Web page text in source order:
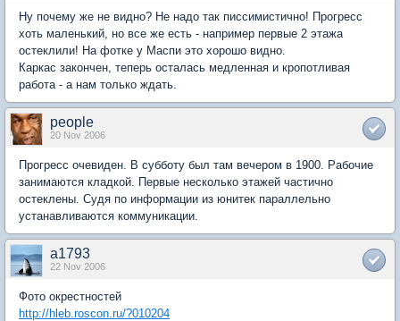
Ну почему же не видно? Не надо так писсимистично! Прогресс
хоть маленький, но все же есть - например первые 2 этажа
остеклили! На фотке у Маспи это хорошо видно.
Каркас закончен, теперь осталась медленная и кропотливая
работа - а нам только ждать.
people
20 Nov 2006
Прогресс очевиден. В субботу был там вечером в 1900. Рабочие
занимаются кладкой. Первые несколько этажей частично
остеклены. Судя по информации из юнитек параллельно
устанавливаются коммуникации.
a1793
22 Nov 2006
Фото окрестностей
http://hleb.roscon.ru/?010204